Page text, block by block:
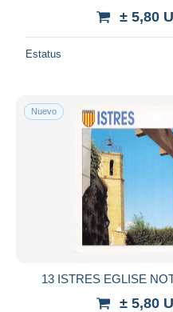
± 5,80
Estatus
Nuevo
13 ISTRES EGLISE
± 5,80